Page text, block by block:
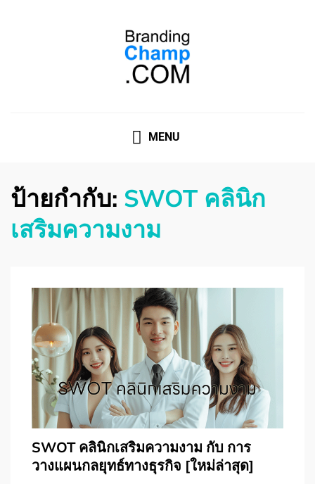
MENU
ป้ายกำกับ: SWOT คลินิก
เสริมความงาม
SWOT คลินิกเสริมความงาม กับ การ
วางแผนกลยุทธ์ทางธุรกิจ [ใหม่ล่าสุด]